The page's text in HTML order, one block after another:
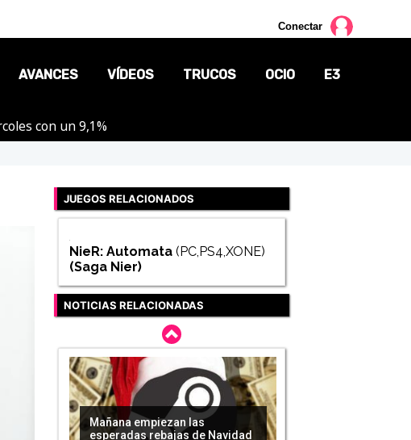
Conectar
AVANCES VÍDEOS TRUCOS OCIO E3
con un 9,1%
JUEGOS RELACIONADOS
NieR: Automata (PC,PS4,XONE)
(Saga Nier)
NOTICIAS RELACIONADAS
Mañana empiezan las
esperadas rebajas de Navidad